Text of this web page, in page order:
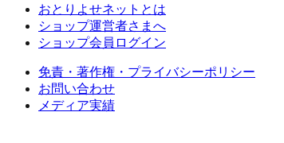
おとりよせネットとは
ショップ運営者さまへ
ショップ会員ログイン
免責・著作権・プライバシーポリシー
お問い合わせ
メディア実績